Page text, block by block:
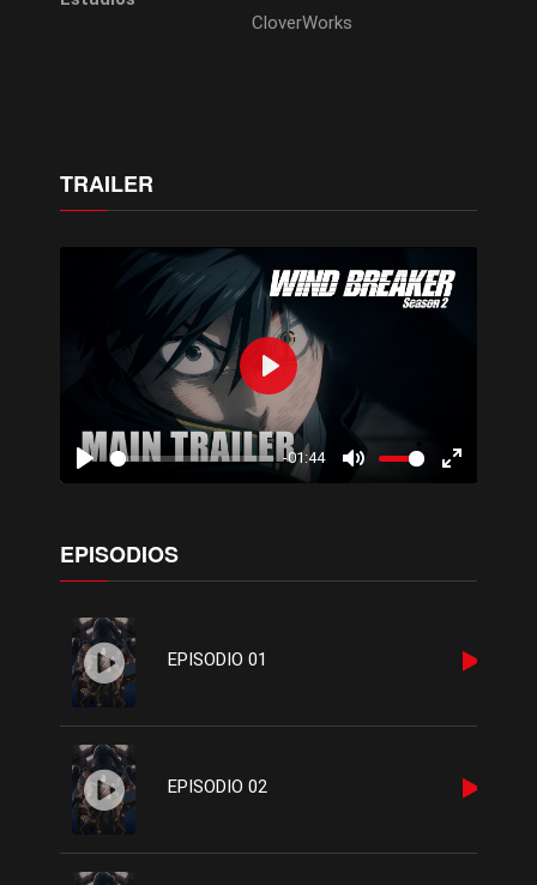
CloverWorks
TRAILER
Play
-01:44
Mute
Enter
Play
EPISODIOS
EPISODIO 01
EPISODIO 02